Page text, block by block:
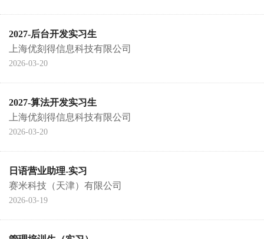
2027-后台开发实习生
上海优刻得信息科技有限公司
2026-03-20
2027-算法开发实习生
上海优刻得信息科技有限公司
2026-03-20
日语营业助理-实习
赛米科技（天津）有限公司
2026-03-19